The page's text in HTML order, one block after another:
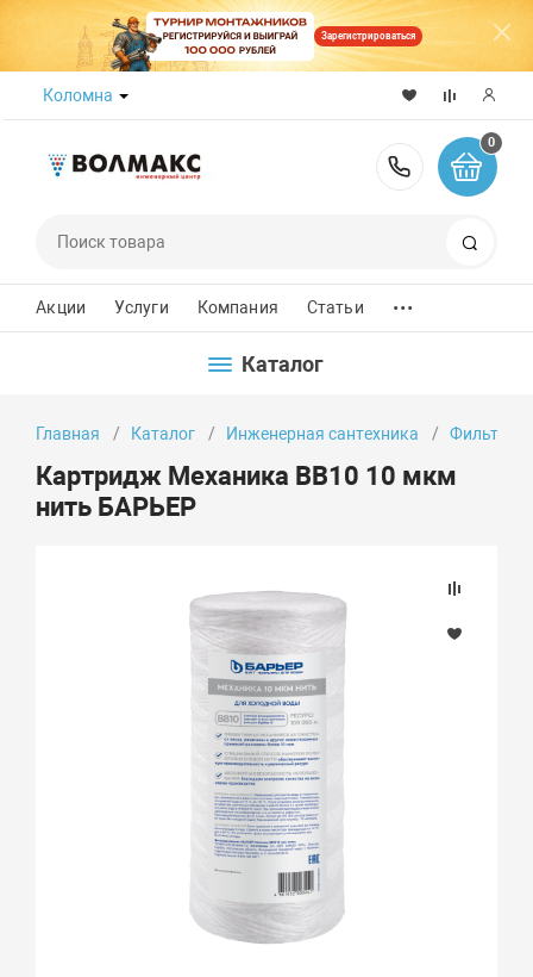
Зарегистрироваться
Коломна
8 (800)
0
Акции Услуги Компания Статьи ...
Каталог
Главная Каталог Инженерная сантехника Фильтры
Картридж Механика BB10 10 мкм
нить БАРЬЕР